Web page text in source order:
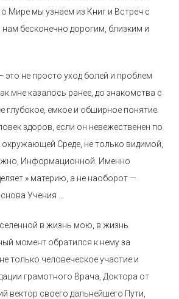
о Мире мы узнаем из Книг и Встреч с
бесконечно дорогим, близким и
не просто уход болей и проблем
мне казалось ранее, до знакомства с
глубокое, емкое и обширное понятие.
здоров, если он невежественен по
Среде, не только видимой,
Информационной. Именно
» материю, а не наоборот —
Учения …
в жизнь мою, в жизнь
момент обратился к нему за
только человеческое участие и
грамотного Врача, Доктора от
вектор своего дальнейшего Пути,